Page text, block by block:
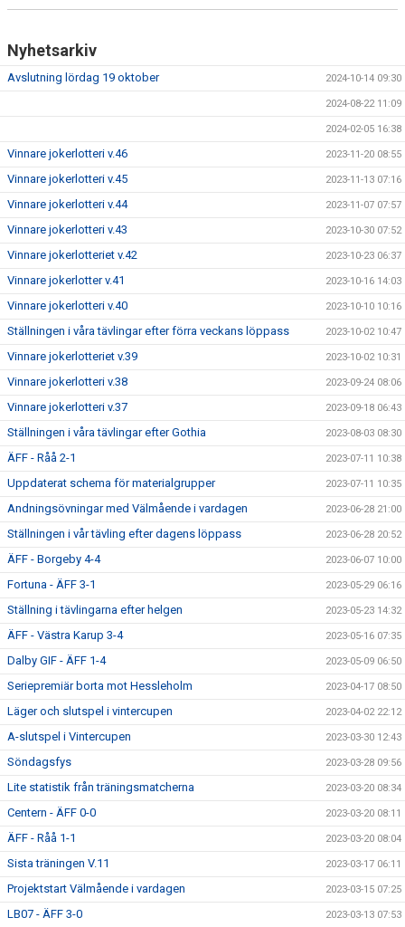
Nyhetsarkiv
Avslutning lördag 19 oktober 2024-10-14 09:30
2024-08-22 11:09
2024-02-05 16:38
Vinnare jokerlotteri v.46 2023-11-20 08:55
Vinnare jokerlotteri v.45 2023-11-13 07:16
Vinnare jokerlotteri v.44 2023-11-07 07:57
Vinnare jokerlotteri v.43 2023-10-30 07:52
Vinnare jokerlotteriet v.42 2023-10-23 06:37
Vinnare jokerlotter v.41 2023-10-16 14:03
Vinnare jokerlotteri v.40 2023-10-10 10:16
Ställningen i våra tävlingar efter förra veckans löppass 2023-10-02 10:47
Vinnare jokerlotteriet v.39 2023-10-02 10:31
Vinnare jokerlotteri v.38 2023-09-24 08:06
Vinnare jokerlotteri v.37 2023-09-18 06:43
Ställningen i våra tävlingar efter Gothia 2023-08-03 08:30
ÄFF - Råå 2-1 2023-07-11 10:38
Uppdaterat schema för materialgrupper 2023-07-11 10:35
Andningsövningar med Välmående i vardagen 2023-06-28 21:00
Ställningen i vår tävling efter dagens löppass 2023-06-28 20:52
ÄFF - Borgeby 4-4 2023-06-07 10:00
Fortuna - ÄFF 3-1 2023-05-29 06:16
Ställning i tävlingarna efter helgen 2023-05-23 14:32
ÄFF - Västra Karup 3-4 2023-05-16 07:35
Dalby GIF - ÄFF 1-4 2023-05-09 06:50
Seriepremiär borta mot Hessleholm 2023-04-17 08:50
Läger och slutspel i vintercupen 2023-04-02 22:12
A-slutspel i Vintercupen 2023-03-30 12:43
Söndagsfys 2023-03-28 09:56
Lite statistik från träningsmatcherna 2023-03-20 08:34
Centern - ÄFF 0-0 2023-03-20 08:11
ÄFF - Råå 1-1 2023-03-20 08:04
Sista träningen V.11 2023-03-17 06:11
Projektstart Välmående i vardagen 2023-03-15 07:25
LB07 - ÄFF 3-0 2023-03-13 07:53